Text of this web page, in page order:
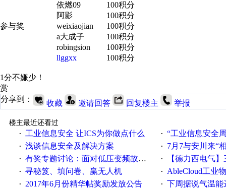
参与奖
依燃09
100积分
阿影
100积分
weixiaojian
100积分
a大成子
100积分
robingsion
100积分
llggxx
100积分
1分不嫌少！
赏
分享到：
收藏 邀请回答 回复楼主 举报
楼主最近还看过
·
工业信息安全 让ICS为你做点什么 · “工业信息安全周之我见”
· 浅谈信息安全及解决方案 · 7月7与安川来“
· 有奖专题讨论：面对低压变频故障，老手是这样解决的！ · 【德力西电气】三
· 寻秘笈、填问卷、赢无人机 · AbleCloud工业物联
· 2017年6月份精华帖奖励发放公告 · 下周据说气温能